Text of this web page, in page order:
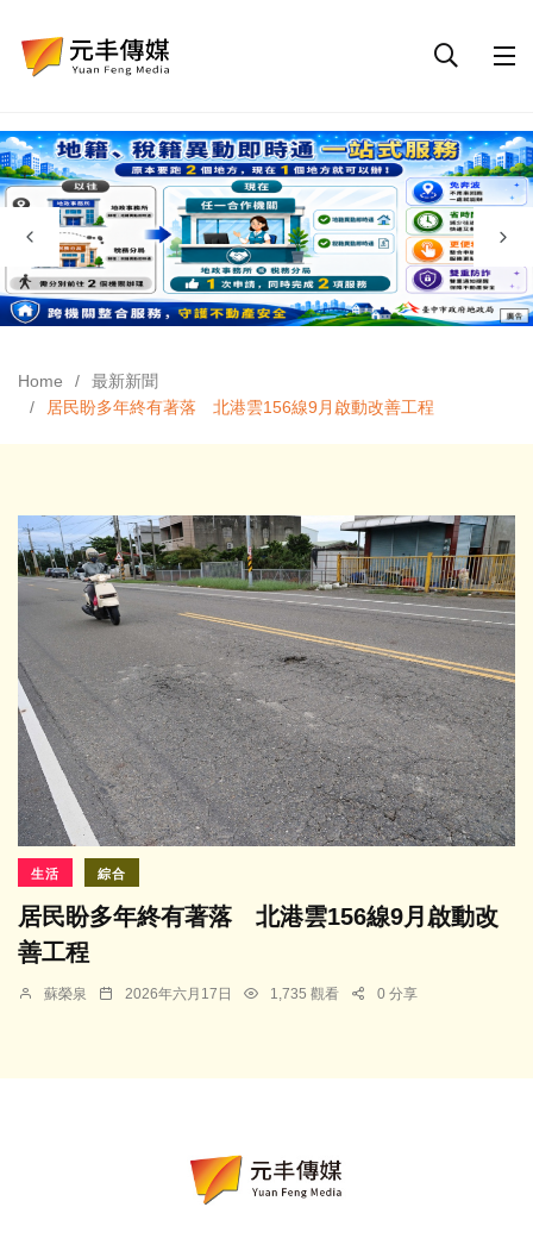
Home
最新新聞
居民盼多年終有著落 北港雲156線9月啟動改善工程
生活 綜合
居民盼多年終有著落 北港雲156線9月啟動改
善工程
蘇榮泉 2026年六月17日 1,735 觀看 0 分享